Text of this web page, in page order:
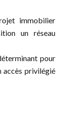
immobilier
un réseau
pour
accès privilégié